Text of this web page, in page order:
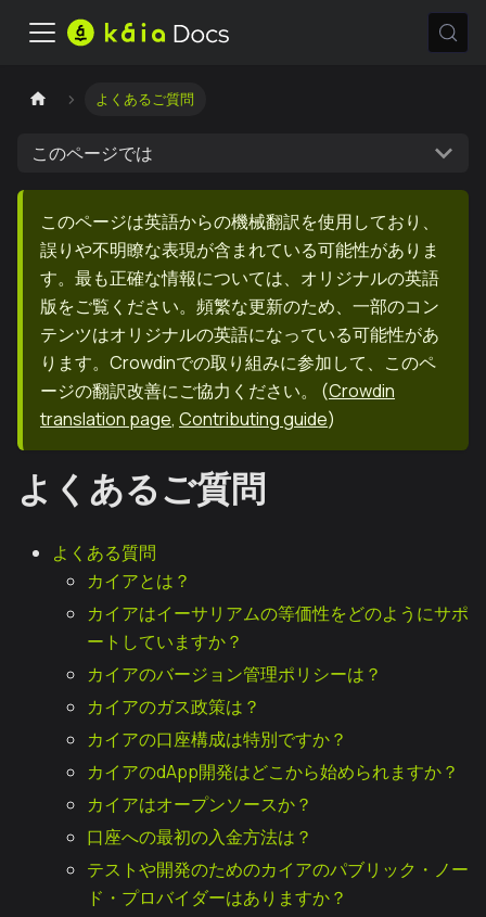
よくあるご質問
このページでは
このページは英語からの機械翻訳を使用しており、
誤りや不明瞭な表現が含まれている可能性がありま
す。最も正確な情報については、オリジナルの英語
版をご覧ください。頻繁な更新のため、一部のコン
テンツはオリジナルの英語になっている可能性があ
ります。Crowdinでの取り組みに参加して、このペ
ージの翻訳改善にご協力ください。
(Crowdin
translation page, Contributing guide)
よくあるご質問
よくある質問
カイアとは？
カイアはイーサリアムの等価性をどのようにサポ
ートしていますか？
カイアのバージョン管理ポリシーは？
カイアのガス政策は？
カイアの口座構成は特別ですか？
カイアのdApp開発はどこから始められますか？
カイアはオープンソースか？
口座への最初の入金方法は？
テストや開発のためのカイアのパブリック・ノー
ド・プロバイダーはありますか？